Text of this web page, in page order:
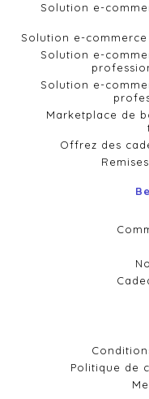
Solution e-
Solution e-
Solution e-
Solution e-
Marketplace de
Offrez des
Politique de